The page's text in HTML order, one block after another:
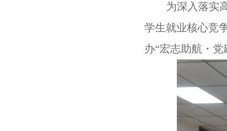
为深入落实
学生就业核心竞
办“宏志助航・